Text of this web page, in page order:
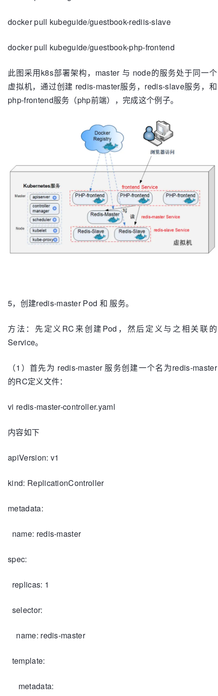
docker pull kubeguide/guestbook-rediis-slave
docker pull kubeguide/guestbook-php-frontend
此图采用k8s部署架构，master 与 node的服务处于同一个
虚拟机，通过创建 redis-master服务，redis-slave服务，和
php-frontend服务（php前端），完成这个例子。
5，创建redis-master Pod 和 服务。
方法：先定义RC来创建Pod，然后定义与之相关联的
Service。
（1）首先为 redis-master 服务创建一个名为redis-master
的RC定义文件：
vi redis-master-controller.yaml
内容如下
apiVersion: v1
kind: ReplicationController
metadata:
name: redis-master
spec:
replicas: 1
selector:
name: redis-master
template:
metadata: